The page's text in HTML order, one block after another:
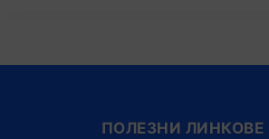
ПОЛЕЗНИ ЛИНКОВЕ